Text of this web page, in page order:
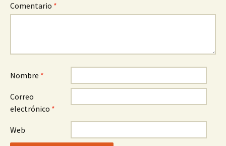
Comentario *
Nombre *
Correo
electrónico *
Web